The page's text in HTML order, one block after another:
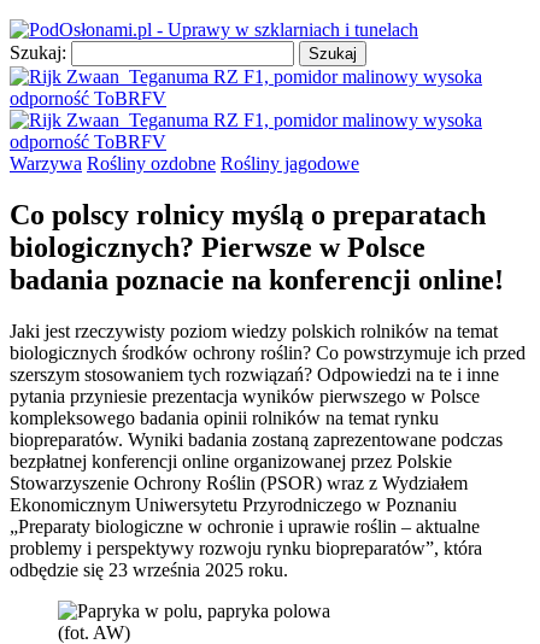
Szukaj:
Warzywa Rośliny ozdobne Rośliny jagodowe
Co polscy rolnicy myślą o preparatach
biologicznych? Pierwsze w Polsce
badania poznacie na konferencji online!
Jaki jest rzeczywisty poziom wiedzy polskich rolników na temat
biologicznych środków ochrony roślin? Co powstrzymuje ich przed
szerszym stosowaniem tych rozwiązań? Odpowiedzi na te i inne
pytania przyniesie prezentacja wyników pierwszego w Polsce
kompleksowego badania opinii rolników na temat rynku
biopreparatów. Wyniki badania zostaną zaprezentowane podczas
bezpłatnej konferencji online organizowanej przez Polskie
Stowarzyszenie Ochrony Roślin (PSOR) wraz z Wydziałem
Ekonomicznym Uniwersytetu Przyrodniczego w Poznaniu
„Preparaty biologiczne w ochronie i uprawie roślin – aktualne
problemy i perspektywy rozwoju rynku biopreparatów”, która
odbędzie się 23 września 2025 roku.
(fot. AW)